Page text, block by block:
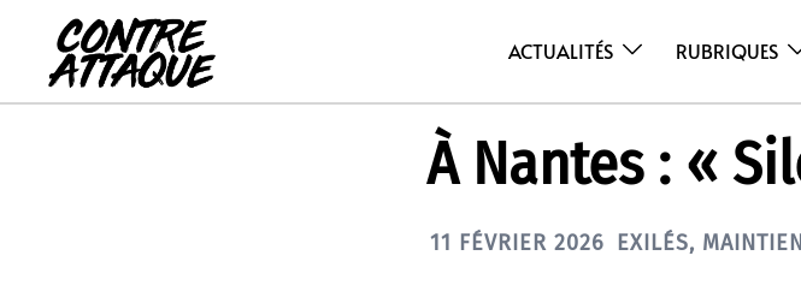
contenu
ACTUALITÉS RUBRIQUES
À Nantes : «
11 FÉVRIER 2026 EXILÉS,